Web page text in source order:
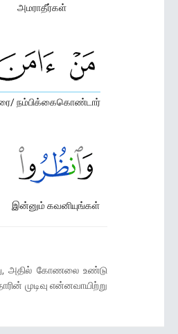
அமராதீர்கள்
நம்பிக்கைகொண்டார்
இன்னும் கவனியுங்கள்
அதில் கோணலை உண்டு
முடிவு என்னவாயிற்று